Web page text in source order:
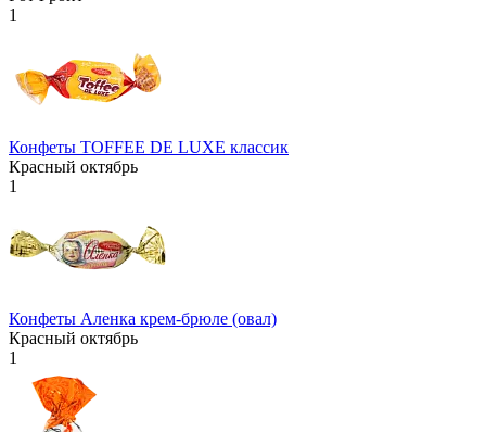
1
Конфеты TOFFEE DE LUXE классик
Красный октябрь
1
Конфеты Аленка крем-брюле (овал)
Красный октябрь
1